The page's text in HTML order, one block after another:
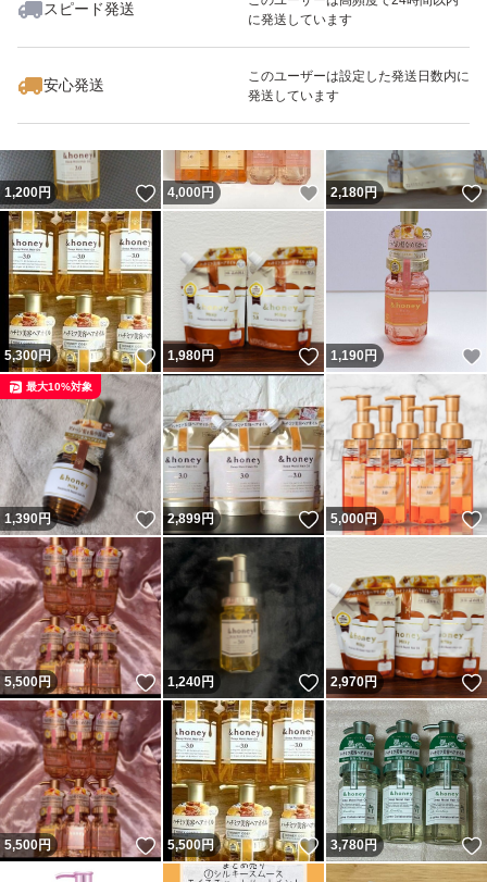
スピード発送
に発送しています
安心発送
このユーザーは設定した発送日数内に
発送しています
いいね！
1,250
1,200円 いいね！
4,000 円 いいね！
2,180円
5,300円 いいね！
1,980円 いいね！
1,190円
1,390円 いいね！
最大10%対象
2,899円 いいね！
5,000円
5,500円 いいね！
1,240円 いいね！
2,970円
5,500円 いいね！
5,500円 いいね！
3,780円